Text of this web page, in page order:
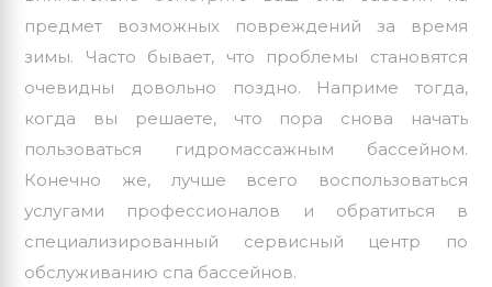
предмет возможных повреждений за время
зимы. Часто бывает, что проблемы становятся
очевидны довольно поздно. Наприме тогда,
когда вы решаете, что пора снова начать
пользоваться гидромассажным бассейном.
Конечно же, лучше всего воспользоваться
услугами профессионалов и обратиться в
специализированный сервисный центр по
обслуживанию спа бассейнов.